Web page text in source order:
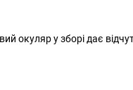
окуляр у зборі дає